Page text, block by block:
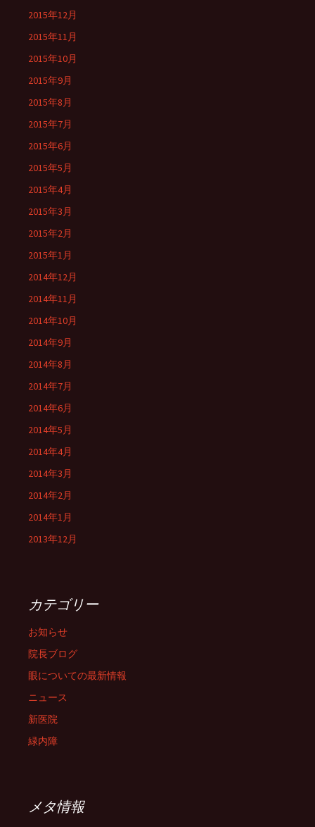
2015年12月
2015年11月
2015年10月
2015年9月
2015年8月
2015年7月
2015年6月
2015年5月
2015年4月
2015年3月
2015年2月
2015年1月
2014年12月
2014年11月
2014年10月
2014年9月
2014年8月
2014年7月
2014年6月
2014年5月
2014年4月
2014年3月
2014年2月
2014年1月
2013年12月
カテゴリー
お知らせ
院長ブログ
眼についての最新情報
ニュース
新医院
緑内障
メタ情報